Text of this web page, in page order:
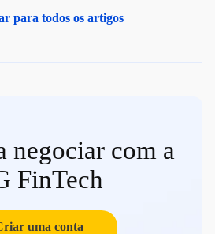
para todos os artigos
negociar com a
FinTech
uma conta